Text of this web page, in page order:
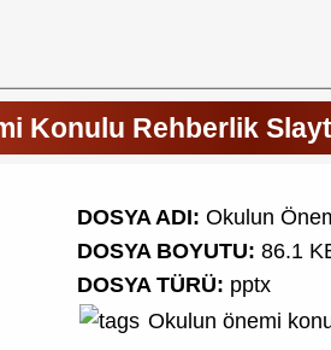
Konulu Rehberlik
DOSYA ADI: Okulun
DOSYA BOYUTU: 86.1
DOSYA TÜRÜ: pptx
Okulun önemi